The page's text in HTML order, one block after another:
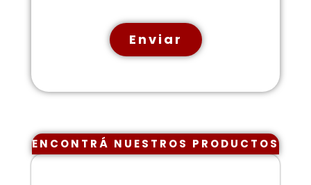
Enviar
ENCONTRÁ NUESTROS PRODUCTOS